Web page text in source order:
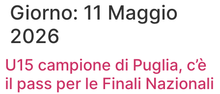
Giorno: 11 Maggio
2026
U15 campione di Puglia, c’è
il pass per le Finali Nazionali